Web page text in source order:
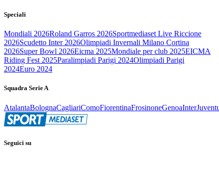
Speciali
Mondiali 2026Roland Garros 2026Sportmediaset Live Riccione
2026Scudetto Inter 2026Olimpiadi Invernali Milano Cortina
2026Super Bowl 2026Eicma 2025Mondiale per club 2025EICMA
Riding Fest 2025Paralimpiadi Parigi 2024Olimpiadi Parigi
2024Euro 2024
Squadra Serie A
AtalantaBolognaCagliariComoFiorentinaFrosinoneGenoaInter
Seguici su